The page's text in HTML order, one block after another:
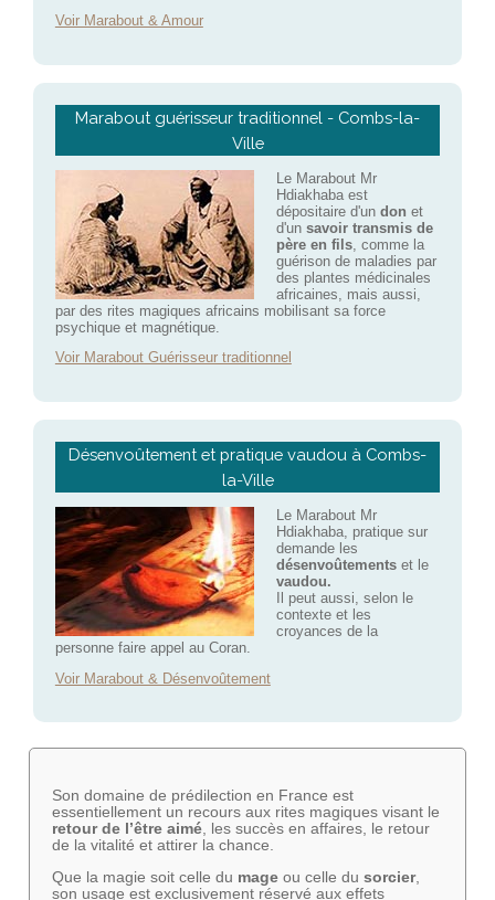
Voir Marabout & Amour
Marabout guérisseur traditionnel - Combs-la-
Ville
Le Marabout Mr
Hdiakhaba est
dépositaire d'un don et
d'un savoir transmis de
père en fils, comme la
guérison de maladies par
des plantes médicinales
africaines, mais aussi,
par des rites magiques africains mobilisant sa force
psychique et magnétique.
Voir Marabout Guérisseur traditionnel
Désenvoûtement et pratique vaudou à Combs-
la-Ville
Le Marabout Mr
Hdiakhaba, pratique sur
demande les
désenvoûtementset le
vaudou.
Il peut aussi, selon le
contexte et les
croyances de la
personne faire appel au Coran.
Voir Marabout & Désenvoûtement
Son domaine de prédilection en France est
essentiellement un recours aux rites magiques visant le
retour de l’être aimé, les succès en affaires, le retour
de la vitalité et attirer la chance.
Que la magie soit celle du mageou celle du sorcier,
son usage est exclusivement réservé aux effets